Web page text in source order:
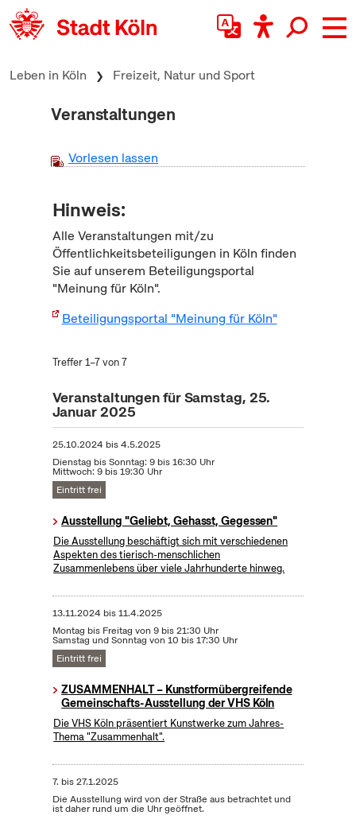
zum Inhalt springen
Leben in Köln Freizeit, Natur und Sport
Veranstaltungen
Vorlesen lassen
Hinweis:
Alle Veranstaltungen mit/zu
Öffentlichkeitsbeteiligungen in Köln finden
Sie auf unserem Beteiligungsportal
"Meinung für Köln".
Beteiligungsportal "Meinung für Köln"
Treffer 1–7 von 7
Veranstaltungen für Samstag, 25.
Januar 2025
25.10.2024 bis4.5.2025
Dienstag bis Sonntag: 9 bis 16:30 Uhr
Mittwoch: 9 bis 19:30 Uhr
Eintritt frei
Ausstellung "Geliebt, Gehasst, Gegessen"
Die Ausstellung beschäftigt sich mit verschiedenen
Aspekten des tierisch-menschlichen
Zusammenlebens über viele Jahrhunderte hinweg.
13.11.2024 bis11.4.2025
Montag bis Freitag von 9 bis 21:30 Uhr
Samstag und Sonntag von 10 bis 17:30 Uhr
Eintritt frei
ZUSAMMENHALT – Kunstformübergreifende
Gemeinschafts-Ausstellung der VHS Köln
Die VHS Köln präsentiert Kunstwerke zum Jahres-
Thema "Zusammenhalt".
7. bis27.1.2025
Die Ausstellung wird von der Straße aus betrachtet und
ist daher rund um die Uhr geöffnet.